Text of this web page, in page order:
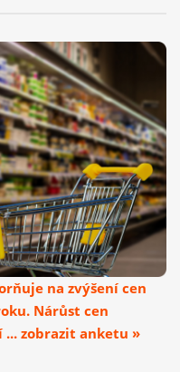
na zvýšení cen
Nárůst cen
zobrazit anketu »